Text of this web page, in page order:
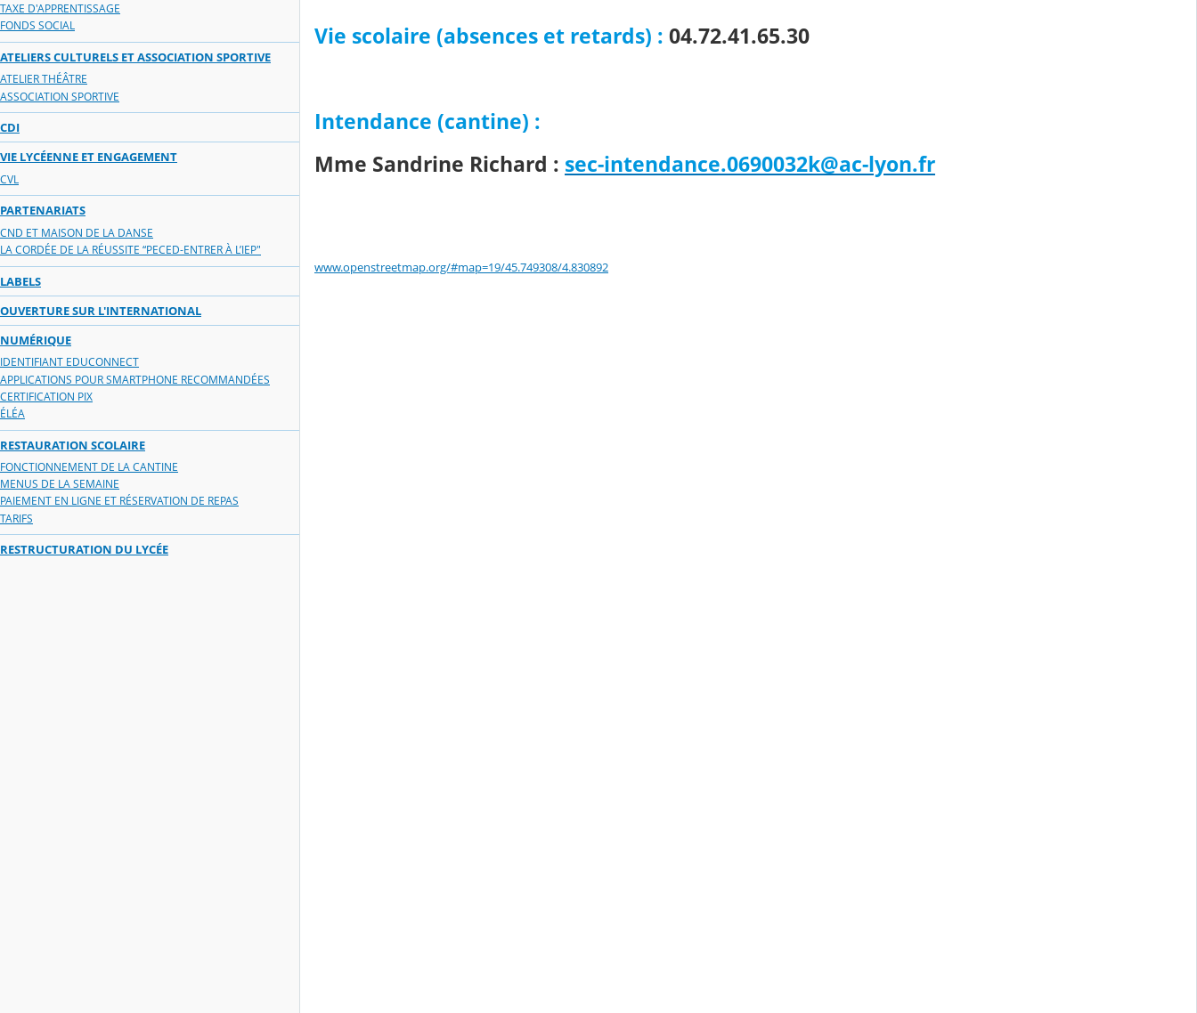
TAXE D'APPRENTISSAGE
FONDS SOCIAL
ATELIERS CULTURELS ET ASSOCIATION SPORTIVE
ATELIER THÉÂTRE
ASSOCIATION SPORTIVE
CDI
VIE LYCÉENNE ET ENGAGEMENT
CVL
PARTENARIATS
CND ET MAISON DE LA DANSE
LA CORDÉE DE LA RÉUSSITE “PECED-ENTRER À L’IEP"
LABELS
OUVERTURE SUR L'INTERNATIONAL
NUMÉRIQUE
IDENTIFIANT EDUCONNECT
APPLICATIONS POUR SMARTPHONE RECOMMANDÉES
CERTIFICATION PIX
ÉLÉA
RESTAURATION SCOLAIRE
FONCTIONNEMENT DE LA CANTINE
MENUS DE LA SEMAINE
PAIEMENT EN LIGNE ET RÉSERVATION DE REPAS
TARIFS
RESTRUCTURATION DU LYCÉE
Vie scolaire (absences et retards) : 04.72.41.65.30
Intendance (cantine) :
Mme Sandrine Richard : sec-intendance.0690032k@ac-lyon.fr
www.openstreetmap.org/#map=19/45.749308/4.830892